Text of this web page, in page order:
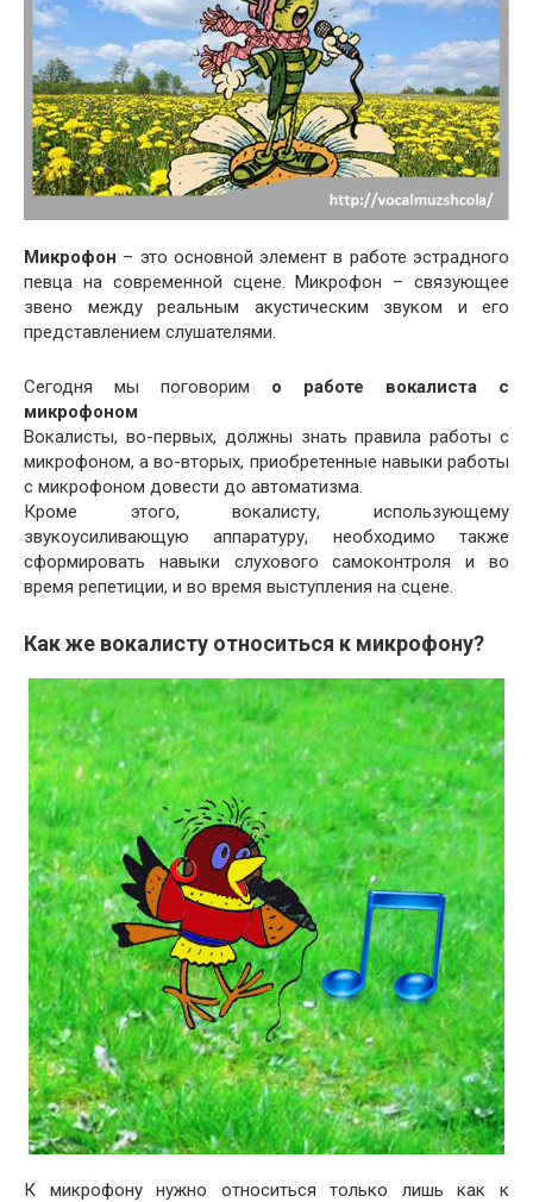
Микрофон – это основной элемент в работе эстрадного
певца на современной сцене. Микрофон – связующее
звено между реальным акустическим звуком и его
представлением слушателями.
Сегодня мы поговорим о работе вокалиста с
микрофоном
Вокалисты, во-первых, должны знать правила работы с
микрофоном, а во-вторых, приобретенные навыки работы
с микрофоном довести до автоматизма.
Кроме этого, вокалисту, использующему
звукоусиливающую аппаратуру, необходимо также
сформировать навыки слухового самоконтроля и во
время репетиции, и во время выступления на сцене.
Как же вокалисту относиться к микрофону?
К микрофону нужно относиться только лишь как к